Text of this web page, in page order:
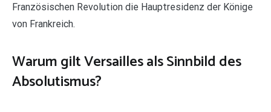
Französischen Revolution die Hauptresidenz der Könige
von Frankreich.
Warum gilt Versailles als Sinnbild des
Absolutismus?